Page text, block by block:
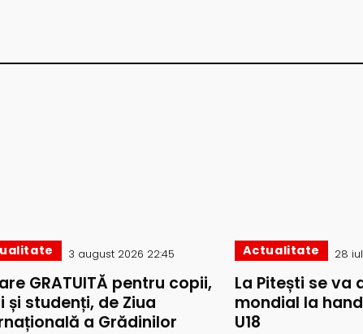
3 august 2026 22:45
GRATUITĂ pentru copii,
și studenți, de Ziua
a Grădinilor
Actualitate 28
La Pitești se va
mondial la
U18